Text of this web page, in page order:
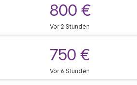
800 €
Vor 2 Stunden
750 €
Vor 6 Stunden